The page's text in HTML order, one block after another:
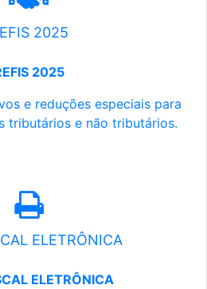
2025
2025
e reduções especiais para
tributários e não tributários.
ELETRÔNICA
ELETRÔNICA